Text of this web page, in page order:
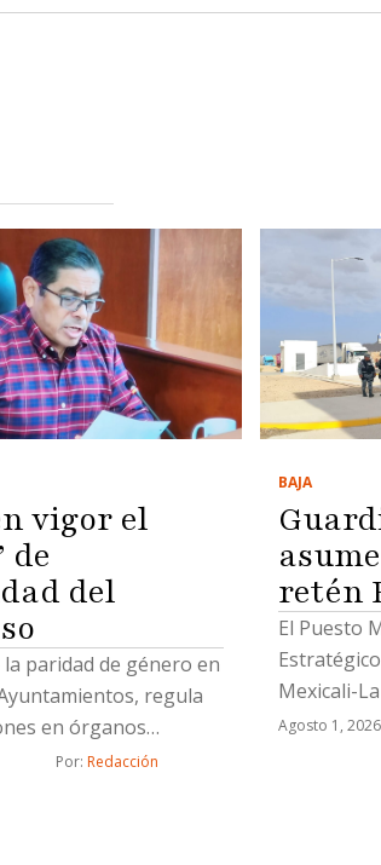
vigor el
de
del
la paridad de género en
regula
en órganos
disciplina
Por: Redacción
BAJA
retén
El Puesto
Mexicali-
operación
Agosto 1, 2026